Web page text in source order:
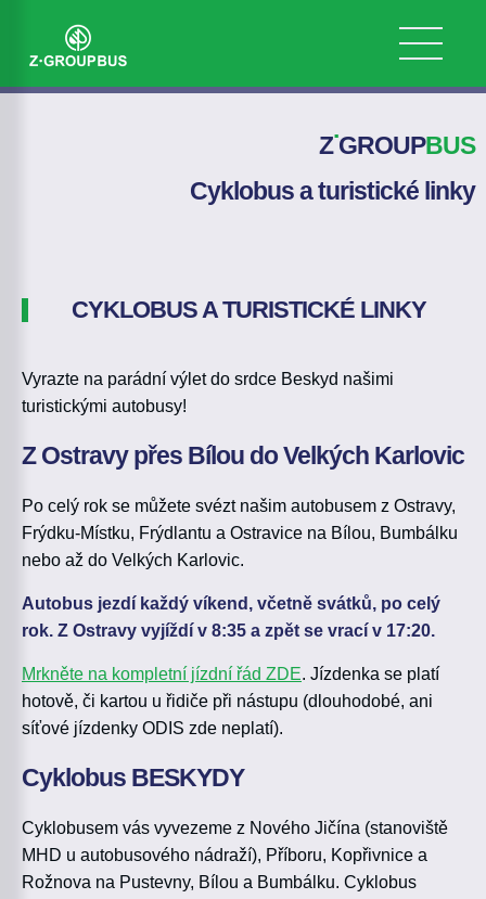
Z
.
GROUPBUS
Cyklobus a turistické linky
CYKLOBUS A TURISTICKÉ LINKY
Vyrazte na parádní výlet do srdce Beskyd našimi
turistickými autobusy!
Z Ostravy přes Bílou do Velkých Karlovic
Po celý rok se můžete svézt našim autobusem z Ostravy,
Frýdku-Místku, Frýdlantu a Ostravice na Bílou, Bumbálku
nebo až do Velkých Karlovic.
Autobus jezdí každý víkend, včetně svátků, po celý
rok. Z Ostravy vyjíždí v 8:35 a zpět se vrací v 17:20.
Mrkněte na kompletní jízdní řád ZDE. Jízdenka se platí
hotově, či kartou u řidiče při nástupu (dlouhodobé, ani
síťové jízdenky ODIS zde neplatí).
Cyklobus BESKYDY
Cyklobusem vás vyvezeme z Nového Jičína (stanoviště
MHD u autobusového nádraží), Příboru, Kopřivnice a
Rožnova na Pustevny, Bílou a Bumbálku. Cyklobus